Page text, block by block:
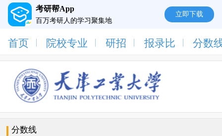
考研帮App
百万考研人的学习聚集地
立即下载
首页 院校专业 研招 报录比 分数
分数线